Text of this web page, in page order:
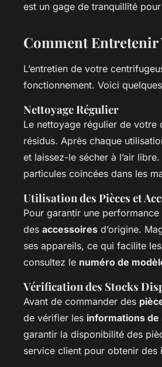
est un gage de tranquillité
Comment
L’entretien de votre
fonctionnement. Voici
Nettoyage Régulier
Le nettoyage régulier de votre
résidus. Après chaque
et laissez-le sécher à l’air
particules coincées dans les
Utilisation des Pièces et
Pour garantir une
des accessoires d’origine.
ses appareils, ce qui facilite
consultez le numéro de
Vérification des Stocks
Avant de commander des
de vérifier les informations de
garantir la disponibilité des
service client pour obtenir des